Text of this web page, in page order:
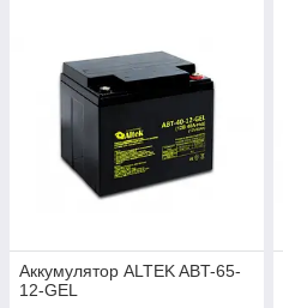
Аккумулятор ALTEK ABT-65-
12-GEL